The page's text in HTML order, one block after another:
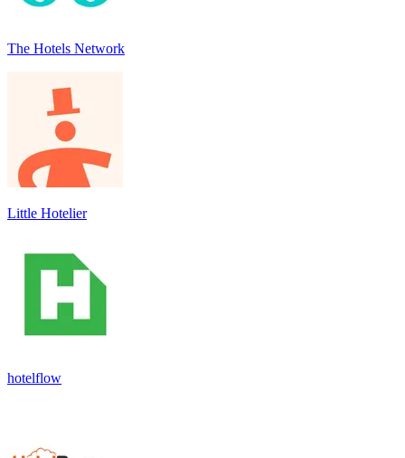
The Hotels Network
Little Hotelier
hotelflow